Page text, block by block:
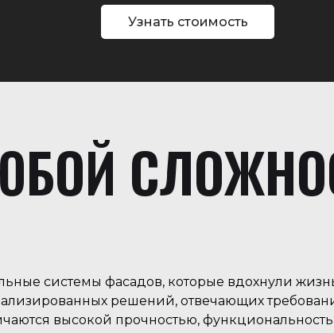
Узнать стоимость
системы фасадов, которые вдохнули
решений, отвечающих
высокой прочностью,